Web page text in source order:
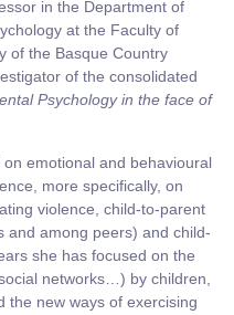
in the Department of
at the Faculty of
of the Basque Country
of the consolidated
Psychology in the face of
emotional and behavioural
more specifically, on
violence, child-to-parent
and among peers) and child-
she has focused on the
networks…) by children,
the new ways of exercising